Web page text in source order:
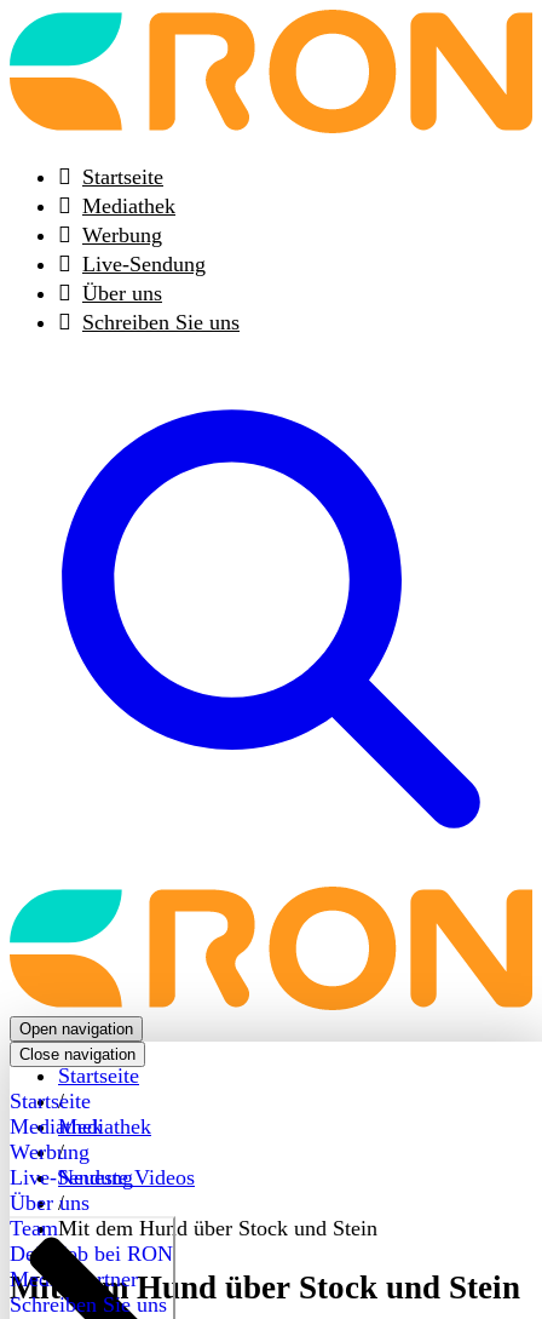
Back
to
frontpage
Startseite
Mediathek
Werbung
Live-Sendung
Über uns
Schreiben Sie uns
Back
to
frontpage
Open navigation
Close navigation
Startseite
Mediathek
Werbung
Live-Sendung
Über uns
Team
Dein Job bei RON
Medienpartner
Schreiben Sie uns
Startseite
/
Mediathek
/
Neueste Videos
/
Mit dem Hund über Stock und Stein
Mit dem Hund über Stock und Stein